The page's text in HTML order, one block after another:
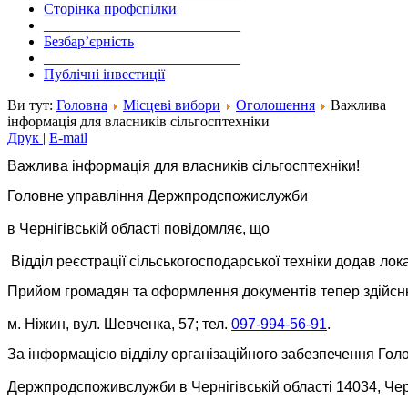
Сторінка профспілки
Безбар’єрність
Публічні інвестиції
Ви тут: Головна Місцеві вибори Оголошення
Важлива
інформація для власників сільгосптехніки
Друк | E-mail
Важлива інформація для власників сільгосптехніки!
Головне управління Держпродспожислужби
в Чернігівській області повідомляє, що
Відділ реєстрації сільськогосподарської техніки додав
Прийом громадян та оформлення документів тепер
м. Ніжин, вул. Шевченка, 57; тел. 097-994-56-91.
За інформацією відділу організаційного забезпечення
Держпродспоживслужби в Чернігівській області 14034,